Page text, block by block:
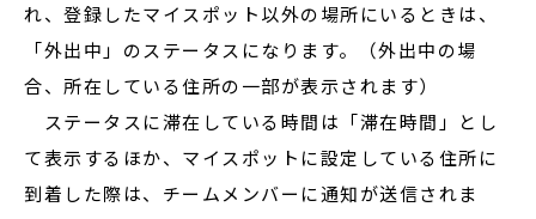
れ、登録したマイスポット以外の場所にいるときは、
「外出中」のステータスになります。（外出中の場
合、所在している住所の一部が表示されます）
ステータスに滞在している時間は「滞在時間」とし
て表示するほか、マイスポットに設定している住所に
到着した際は、チームメンバーに通知が送信されま